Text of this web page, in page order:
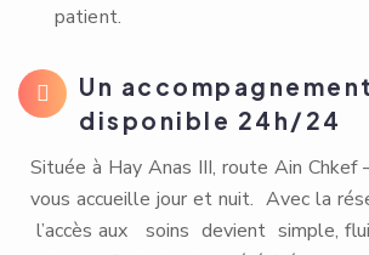
patient.
Un accompagnement
disponible 24h/24
Située à Hay Anas III, route Ain Chkef
vous accueille jour et nuit. Avec la
l’accès aux soins devient simple,